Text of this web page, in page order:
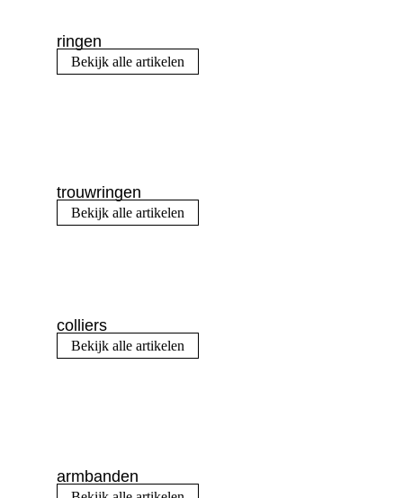
ringen
Bekijk alle artikelen
trouwringen
Bekijk alle artikelen
colliers
Bekijk alle artikelen
armbanden